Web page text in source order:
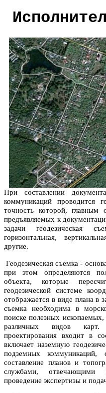
При составлении
коммуникаций проводится
точность которой, главным
предъявляемых к
задачи геодезическая
горизонтальная,
другие.
Геодезическая съемка -
при этом определяются
объекта, которые
геодезической системе
отображается в виде плана в
съемка необходима в
поиске полезных ископаемых,
различных видов карт.
проектирования входит в
включает наземную
подземных коммуникаций,
составление планов и
службами, отвечающими
проведение экспертизы и